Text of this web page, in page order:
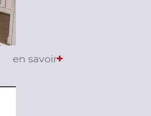
en savoir